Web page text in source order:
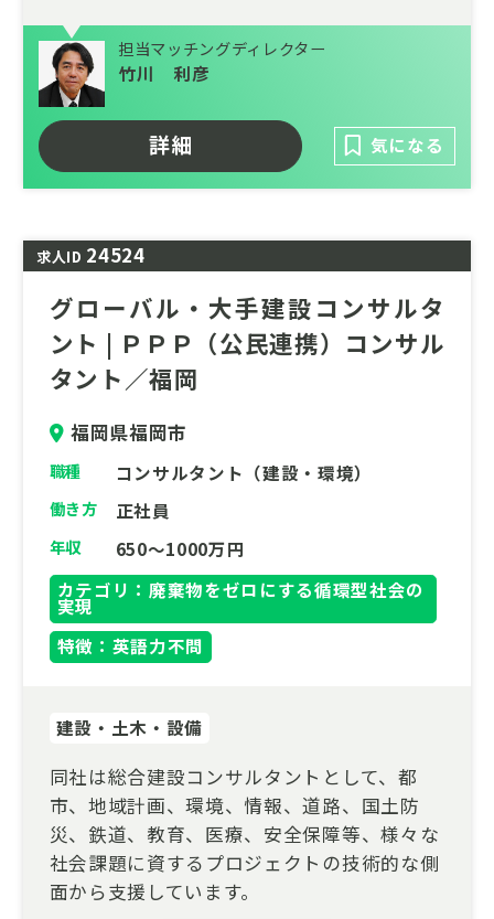
広い分野で最先端のコンサルティングに携わ
るチャンスがここにあります。業界では、人
手不足や技術革新への対応といった課題があ
る一方、あなたの専門性と熱意こそが、持続
可能な社会への変革を加速させる原動力とな
ります。高度な知識やプロジェクトマネジメ
がら、地域や企業の脱炭素化を推進しません
か？
地球環境の保全、そして次世代のための豊か
な未来を創造する。社会の課題解決に貢献し
ませんか？あなたの挑戦をお待ちしていま
担当マッチングディレクター
竹川 利彦
詳細 気になる
求人ID 24524
グローバル・大手建設コンサルタ
ント | ＰＰＰ（公民連携）コンサル
タント／福岡
福岡県福岡市
職種 コンサルタント（建設・環境）
働き方 正社員
年収
650～1000万円
カテゴリ：廃棄物をゼロにする循環型社会の
実現
特徴：英語力不問
建設・土木・設備
同社は総合建設コンサルタントとして、都
市、地域計画、環境、情報、道路、国土防
災、鉄道、教育、医療、安全保障等、様々な
社会課題に資するプロジェクトの技術的な側
面から支援しています。